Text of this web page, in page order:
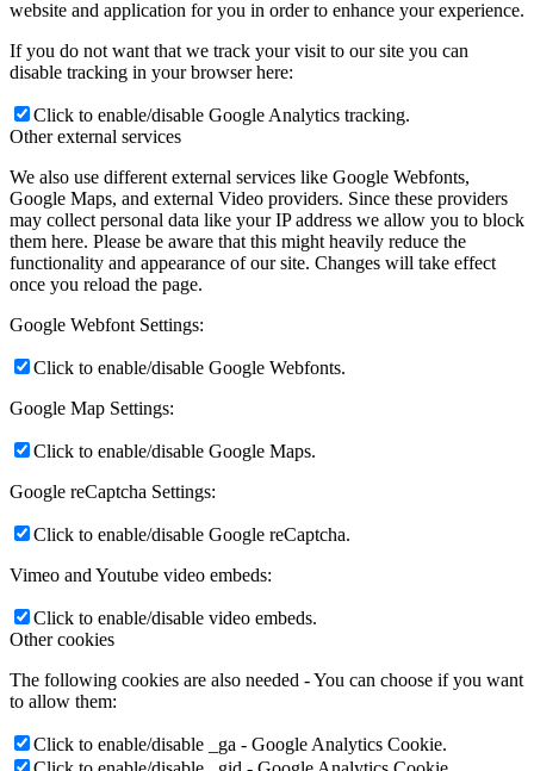
Naše priestory
KONTAKT
Menu Menu
website and application for you in order to enhance your experience.
If you do not want that we track your visit to our site you can
disable tracking in your browser here:
Click to enable/disable Google Analytics tracking.
Other external services
We also use different external services like Google Webfonts,
Google Maps, and external Video providers. Since these providers
may collect personal data like your IP address we allow you to block
them here. Please be aware that this might heavily reduce the
functionality and appearance of our site. Changes will take effect
once you reload the page.
Google Webfont Settings:
Click to enable/disable Google Webfonts.
Google Map Settings:
Click to enable/disable Google Maps.
Google reCaptcha Settings:
Click to enable/disable Google reCaptcha.
Vimeo and Youtube video embeds:
Click to enable/disable video embeds.
Other cookies
The following cookies are also needed - You can choose if you want
to allow them:
Click to enable/disable _ga - Google Analytics Cookie.